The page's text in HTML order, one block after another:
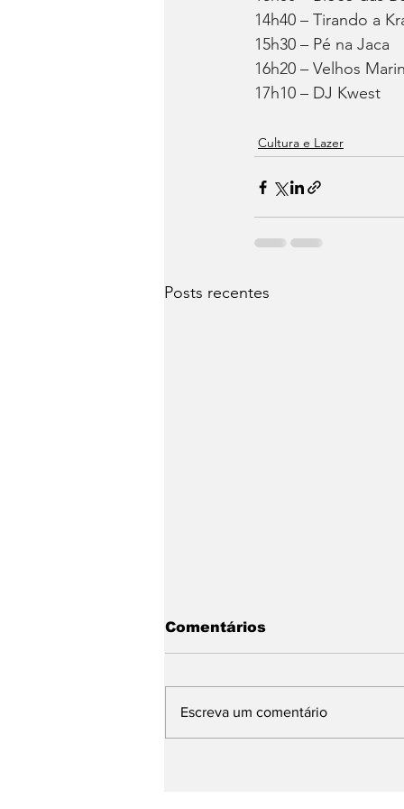
14h40 – Tirando a
15h30 – Pé na Jaca
16h20 – Velhos
17h10 – DJ Kwest
Cultura e Lazer
Posts recentes
Comentários
Escreva um comentário